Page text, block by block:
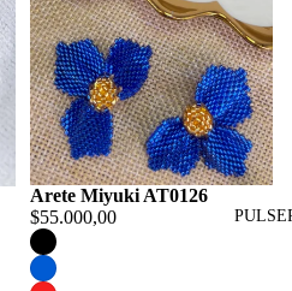
Arete Miyuki AT0126
$55.000,00